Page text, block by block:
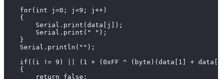
    for(int j=0; j<9; j++)
    {
        Serial.print(data[j]);
        Serial.print(" ");
    }
    Serial.println("");
if((i != 9) || (1 + (0xFF ^ (byte)(data[1] +
    {
        return false;